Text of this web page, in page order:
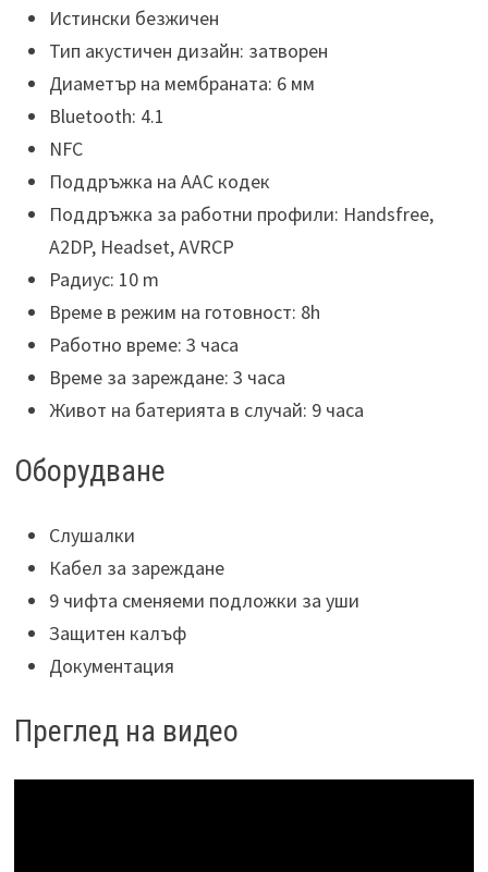
Истински безжичен
Тип акустичен дизайн: затворен
Диаметър на мембраната: 6 мм
Bluetooth: 4.1
NFC
Поддръжка на AAC кодек
Поддръжка за работни профили: Handsfree,
A2DP, Headset, AVRCP
Радиус: 10 m
Време в режим на готовност: 8h
Работно време: 3 часа
Време за зареждане: 3 часа
Живот на батерията в случай: 9 часа
Оборудване
Слушалки
Кабел за зареждане
9 чифта сменяеми подложки за уши
Защитен калъф
Документация
Преглед на видео